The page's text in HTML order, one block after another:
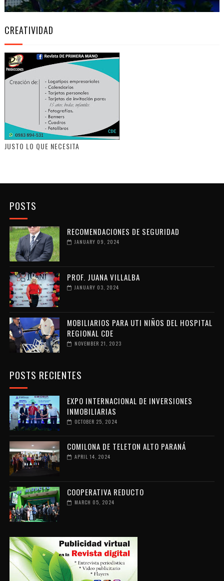
CREATIVIDAD
JUSTO LO QUE NECESITA
POSTS
RECOMENDACIONES DE SEGURIDAD
JANUARY 09, 2024
PROF. JUANA VILLALBA
JANUARY 03, 2024
MOBILIARIOS PARA UTI NIÑOS DEL HOSPITAL
REGIONAL CDE
NOVEMBER 21, 2023
POSTS RECIENTES
EXPO INTERNACIONAL DE INVERSIONES
INMOBILIARIAS
OCTOBER 25, 2024
COMILONA DE TELETON ALTO PARANÁ
APRIL 14, 2024
COOPERATIVA REDUCTO
MARCH 05, 2024